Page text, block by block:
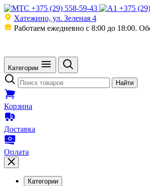
Skip
to
content
+375 (29) 558-59-43
+375
Хатежино, ул. Зеленая 4
Работаем ежедневно с 8:00 до 18:00.
Категории
Поиск
товаров
Найти
Корзина
Доставка
Оплата
Категории